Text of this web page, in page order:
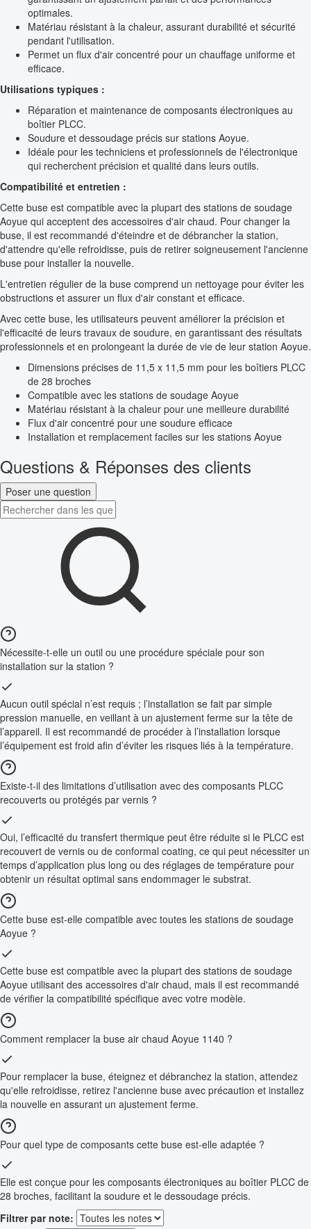
optimales.
Matériau résistant à la chaleur, assurant durabilité et sécurité
pendant l'utilisation.
Permet un flux d'air concentré pour un chauffage uniforme et
efficace.
Utilisations typiques :
Réparation et maintenance de composants électroniques au
boîtier PLCC.
Soudure et dessoudage précis sur stations Aoyue.
Idéale pour les techniciens et professionnels de l'électronique
qui recherchent précision et qualité dans leurs outils.
Compatibilité et entretien :
Cette buse est compatible avec la plupart des stations de soudage
Aoyue qui acceptent des accessoires d'air chaud. Pour changer la
buse, il est recommandé d'éteindre et de débrancher la station,
d'attendre qu'elle refroidisse, puis de retirer soigneusement l'ancienne
buse pour installer la nouvelle.
L'entretien régulier de la buse comprend un nettoyage pour éviter les
obstructions et assurer un flux d'air constant et efficace.
Avec cette buse, les utilisateurs peuvent améliorer la précision et
l'efficacité de leurs travaux de soudure, en garantissant des résultats
professionnels et en prolongeant la durée de vie de leur station Aoyue.
Dimensions précises de 11,5 x 11,5 mm pour les boîtiers PLCC
de 28 broches
Compatible avec les stations de soudage Aoyue
Matériau résistant à la chaleur pour une meilleure durabilité
Flux d'air concentré pour une soudure efficace
Installation et remplacement faciles sur les stations Aoyue
Questions & Réponses des clients
Poser une question
Nécessite-t-elle un outil ou une procédure spéciale pour son
installation sur la station ?
Aucun outil spécial n’est requis ; l’installation se fait par simple
pression manuelle, en veillant à un ajustement ferme sur la tête de
l’appareil. Il est recommandé de procéder à l’installation lorsque
l’équipement est froid afin d’éviter les risques liés à la température.
Existe-t-il des limitations d’utilisation avec des composants PLCC
recouverts ou protégés par vernis ?
Oui, l’efficacité du transfert thermique peut être réduite si le PLCC est
recouvert de vernis ou de conformal coating, ce qui peut nécessiter un
temps d’application plus long ou des réglages de température pour
obtenir un résultat optimal sans endommager le substrat.
Cette buse est-elle compatible avec toutes les stations de soudage
Aoyue ?
Cette buse est compatible avec la plupart des stations de soudage
Aoyue utilisant des accessoires d'air chaud, mais il est recommandé
de vérifier la compatibilité spécifique avec votre modèle.
Comment remplacer la buse air chaud Aoyue 1140 ?
Pour remplacer la buse, éteignez et débranchez la station, attendez
qu'elle refroidisse, retirez l'ancienne buse avec précaution et installez
la nouvelle en assurant un ajustement ferme.
Pour quel type de composants cette buse est-elle adaptée ?
Elle est conçue pour les composants électroniques au boîtier PLCC de
28 broches, facilitant la soudure et le dessoudage précis.
Filtrer par note: